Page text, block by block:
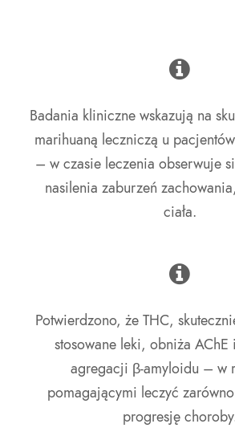
Badania kliniczne wskazują na
marihuaną leczniczą u
– w czasie leczenia obserwuje
nasilenia zaburzeń
ciała.
Potwierdzono, że THC,
stosowane leki, obniża
agregacji β-amyloidu – w
pomagającymi leczyć
progresję